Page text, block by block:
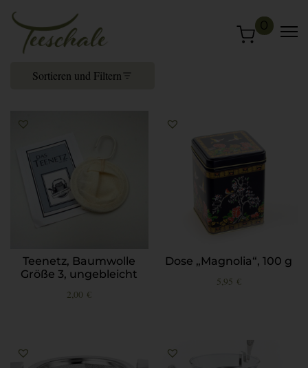
0
Sortieren und Filtern
Teenetz, Baumwolle
Größe 3, ungebleicht
2,00 €
Dose „Magnolia“, 100 g
5,95 €